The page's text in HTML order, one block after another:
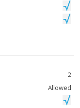
2
Allowed